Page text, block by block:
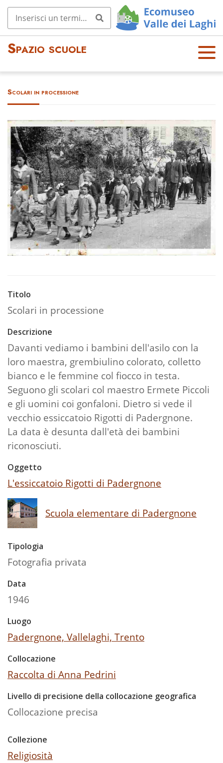
Spazio scuole
OPE
N
Scolari in processione
Titolo
Scolari in processione
Descrizione
Davanti vediamo i bambini dell'asilo con la
loro maestra, grembiulino colorato, colletto
bianco e le femmine col fiocco in testa.
Seguono gli scolari col maestro Ermete Piccoli
e gli uomini coi gonfaloni. Dietro si vede il
vecchio essiccatoio Rigotti di Padergnone.
La data è desunta dall'età dei bambini
riconosciuti.
Oggetto
L'essiccatoio Rigotti di Padergnone
Scuola elementare di Padergnone
Tipologia
Fotografia privata
Data
1946
Luogo
Padergnone, Vallelaghi, Trento
Collocazione
Raccolta di Anna Pedrini
Livello di precisione della collocazione geografica
Collocazione precisa
Collezione
Religiosità